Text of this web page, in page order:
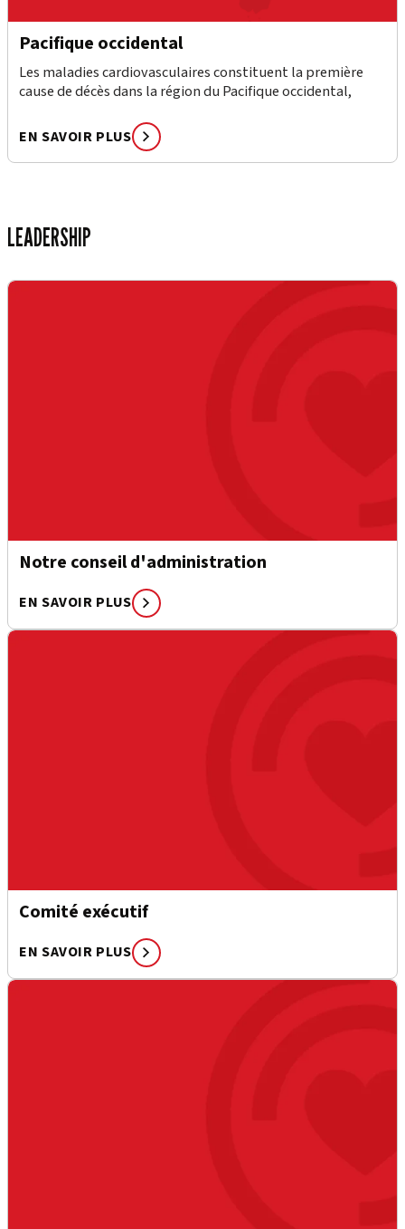
Pacifique occidental
Les maladies cardiovasculaires constituent la première
cause de décès dans la région du Pacifique occidental,
EN SAVOIR PLUS
LEADERSHIP
Notre conseil d'administration
EN SAVOIR PLUS
Comité exécutif
EN SAVOIR PLUS